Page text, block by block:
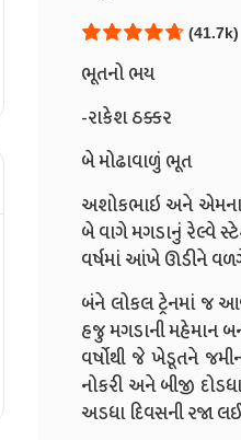
(41.7k)
ભૂતનો ભય
-રાકેશ ઠક્કર
બે મોઢાવાળું ભૂત
અશોકભાઇ અને એમના
બે વાગે મગડાનું રેલ્વે
વર્ષમાં આંખે ઊડીને
બંને લોકલટ્રેનમાં જ
હજુમગડાની મહેમાન
વર્ષોથી જે ખેડૂતને
નોકરી અને બીજી
અડધા દિવસની રજા